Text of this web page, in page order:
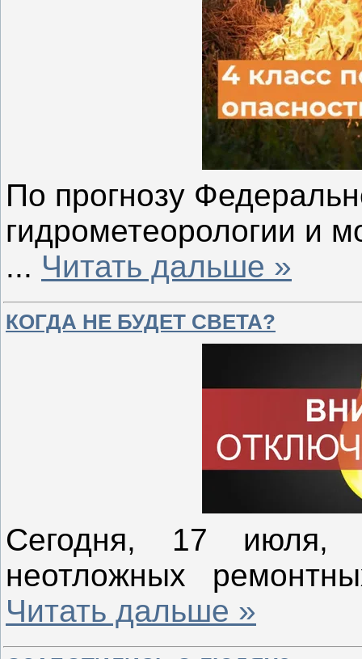
По прогнозу
гидрометеорологии и
... Читать дальше »
КОГДА НЕ БУДЕТ СВЕТА?
Сегодня, 17 июля,
неотложных
Читать дальше »